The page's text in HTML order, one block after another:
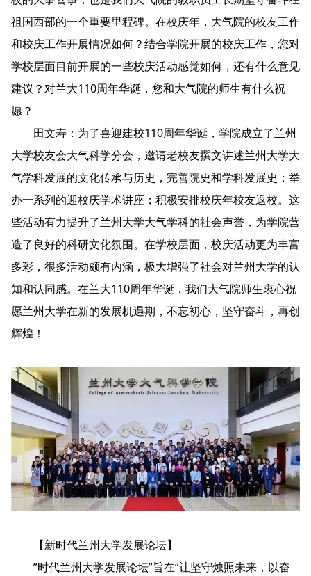
祖国西部的一个重要里程碑。在校庆年，大气院的校友工作
和校庆工作开展情况如何？结合学院开展的校庆工作，您对
学校层面目前开展的一些校庆活动感觉如何，还有什么意见
建议？对兰大110周年华诞，您和大气院的师生有什么祝
愿？
田文寿：为了喜迎建校110周年华诞，学院成立了兰州
大学校友会大气科学分会，邀请老校友撰文讲述兰州大学大
气学科发展的文化传承与历史，完善院史和学科发展史；举
办一系列的迎校庆学术讲座；积极安排校庆年校友返校。这
些活动有力提升了兰州大学大气学科的社会声誉，为学院营
造了良好的科研文化氛围。在学校层面，校庆活动更为丰富
多彩，很多活动颇有内涵，极大增强了社会对兰州大学的认
知和认同感。在兰大110周年华诞，我们大气院师生衷心祝
愿兰州大学在新的发展机遇期，不忘初心，坚守奋斗，再创
辉煌！
【新时代兰州大学发展论坛】
”时代兰州大学发展论坛”旨在“让坚守烛照未来，以奋